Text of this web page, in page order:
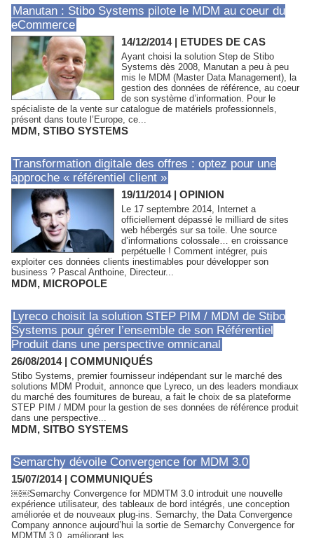
Manutan : Stibo Systems pilote le MDM au coeur du
eCommerce
14/12/2014| ETUDES DE CAS
Ayant choisi la solution Step de Stibo
Systems dès 2008, Manutan a peu à peu
mis le MDM (Master Data Management), la
gestion des données de référence, au coeur
de son système d’information. Pour le
spécialiste de la vente sur catalogue de matériels professionnels,
présent dans toute l’Europe, ce...
MDM, STIBO SYSTEMS
Transformation digitale des offres : optez pour une
approche « référentiel client »
19/11/2014| OPINION
Le 17 septembre 2014, Internet a
officiellement dépassé le milliard de sites
web hébergés sur sa toile. Une source
d’informations colossale… en croissance
perpétuelle ! Comment intégrer, puis
exploiter ces données clients inestimables pour développer son
business ? Pascal Anthoine, Directeur...
MDM, MICROPOLE
Lyreco choisit la solution STEP PIM / MDM de Stibo
Systems pour gérer l’ensemble de son Référentiel
Produit dans une perspective omnicanal
26/08/2014| COMMUNIQUÉS
Stibo Systems, premier fournisseur indépendant sur le marché des
solutions MDM Produit, annonce que Lyreco, un des leaders mondiaux
du marché des fournitures de bureau, a fait le choix de sa plateforme
STEP PIM / MDM pour la gestion de ses données de référence produit
dans une perspective...
MDM, SITBO SYSTEMS
Semarchy dévoile Convergence for MDM 3.0
15/07/2014| COMMUNIQUÉS
￼￼Semarchy Convergence for MDMTM 3.0 introduit une nouvelle
expérience utilisateur, des tableaux de bord intégrés, une conception
améliorée et de nouveaux plug-ins. Semarchy, the Data Convergence
Company annonce aujourd’hui la sortie de Semarchy Convergence for
MDMTM 3.0, améliorant les...